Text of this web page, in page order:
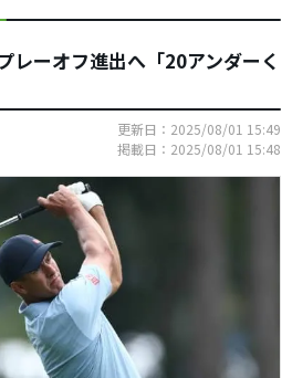
レーオフ進出へ「20アンダーく
更新日：2025/08/01 15:49
掲載日：2025/08/01 15:48